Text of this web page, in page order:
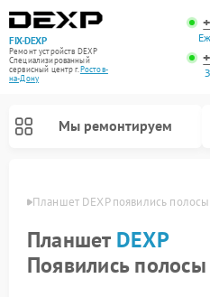
FIX-DEXP
Ремонт устройств DEXP
Специализированный
cервисный центр г.Ростов-
на-Дону
Мы ремонтируем
Планшет DEXP появились полосы
Планшет DEXP
Появились полосы